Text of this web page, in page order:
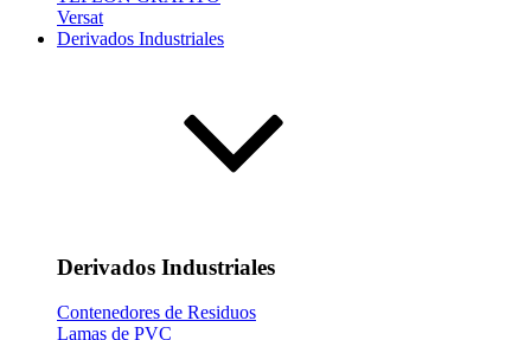
Versat
Derivados Industriales
Derivados Industriales
Contenedores de Residuos
Lamas de PVC